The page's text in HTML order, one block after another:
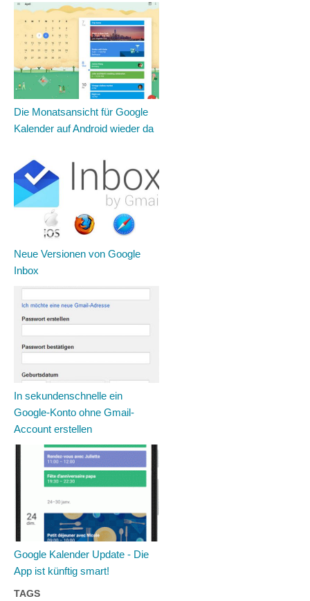
Die Monatsansicht für Google
Kalender auf Android wieder da
Neue Versionen von Google
Inbox
In sekundenschnelle ein
Google-Konto ohne Gmail-
Account erstellen
Google Kalender Update - Die
App ist künftig smart!
TAGS